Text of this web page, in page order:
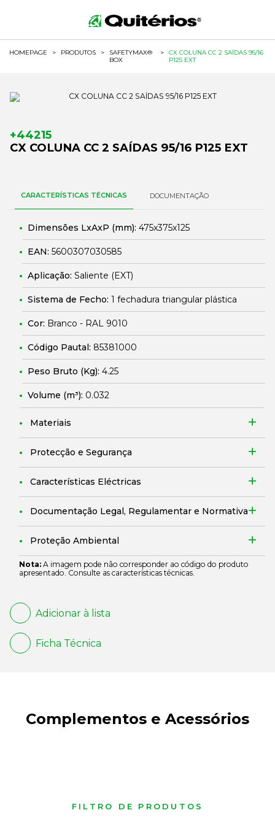
HOMEPAGE > PRODUTOS >
SAFETYMAX®
BOX
>
CX COLUNA CC 2 SAÍDAS 95/16
P125 EXT
+44215
CX COLUNA CC 2 SAÍDAS 95/16 P125 EXT
CARACTERÍSTICAS TÉCNICAS DOCUMENTAÇÃO
Dimensões LxAxP (mm): 475x375x125
EAN: 5600307030585
Aplicação: Saliente (EXT)
Sistema de Fecho: 1 fechadura triangular plástica
Cor: Branco - RAL 9010
Código Pautal: 85381000
Peso Bruto (Kg): 4.25
Volume (m³): 0.032
Materiais
Protecção e Segurança
Características Eléctricas
Documentação Legal, Regulamentar e Normativa
Proteção Ambiental
Nota: A imagem pode não corresponder ao código do produto
apresentado. Consulte as características técnicas.
Adicionar à lista
Ficha Técnica
Complementos e Acessórios
FILTRO DE PRODUTOS